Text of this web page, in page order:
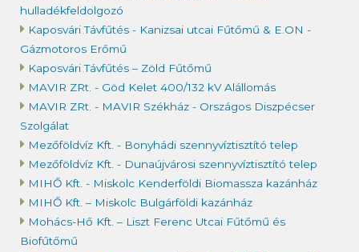
hulladékfeldolgozó
Kaposvári Távfűtés - Kanizsai utcai Fűtőmű & E.ON -
Gázmotoros Erőmű
Kaposvári Távfűtés – Zöld Fűtőmű
MAVIR ZRt. - Göd Kelet 400/132 kV Alállomás
MAVIR ZRt. - MAVIR Székház - Országos Diszpécser
Szolgálat
Mezőföldvíz Kft. - Bonyhádi szennyvíztisztító telep
Mezőföldvíz Kft. - Dunaújvárosi szennyvíztisztító telep
MIHŐ Kft. - Miskolc Kenderföldi Biomassza kazánház
MIHŐ Kft. – Miskolc Bulgárföldi kazánház
Mohács-Hő Kft. – Liszt Ferenc Utcai Fűtőmű és
Biofűtőmű